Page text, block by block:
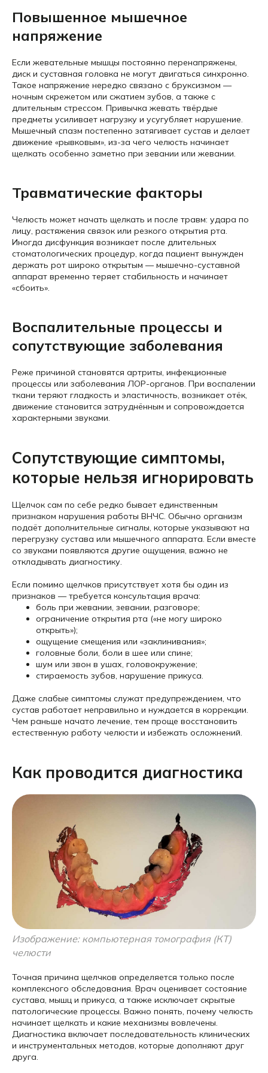
Повышенное мышечное
напряжение
Если жевательные мышцы постоянно перенапряжены,
диск и суставная головка не могут двигаться синхронно.
Такое напряжение нередко связано с бруксизмом —
ночным скрежетом или сжатием зубов, а также с
длительным стрессом. Привычка жевать твёрдые
предметы усиливает нагрузку и усугубляет нарушение.
Мышечный спазм постепенно затягивает сустав и делает
движение «рывковым», из-за чего челюсть начинает
щелкать особенно заметно при зевании или жевании.
Травматические факторы
Челюсть может начать щелкать и после травм: удара по
лицу, растяжения связок или резкого открытия рта.
Иногда дисфункция возникает после длительных
стоматологических процедур, когда пациент вынужден
держать рот широко открытым — мышечно-суставной
аппарат временно теряет стабильность и начинает
«сбоить».
Воспалительные процессы и
сопутствующие заболевания
Реже причиной становятся артриты, инфекционные
процессы или заболевания ЛОР-органов. При воспалении
ткани теряют гладкость и эластичность, возникает отёк,
движение становится затруднённым и сопровождается
характерными звуками.
Сопутствующие симптомы,
которые нельзя игнорировать
Щелчок сам по себе редко бывает единственным
признаком нарушения работы ВНЧС. Обычно организм
подаёт дополнительные сигналы, которые указывают на
перегрузку сустава или мышечного аппарата. Если вместе
со звуками появляются другие ощущения, важно не
откладывать диагностику.
Если помимо щелчков присутствует хотя бы один из
признаков — требуется консультация врача:
боль при жевании, зевании, разговоре;
ограничение открытия рта («не могу широко
открыть»);
ощущение смещения или «заклинивания»;
головные боли, боли в шее или спине;
шум или звон в ушах, головокружение;
стираемость зубов, нарушение прикуса.
Даже слабые симптомы служат предупреждением, что
сустав работает неправильно и нуждается в коррекции.
Чем раньше начато лечение, тем проще восстановить
естественную работу челюсти и избежать осложнений.
Как проводится диагностика
Изображение: компьютерная томография (КТ)
челюсти
Точная причина щелчков определяется только после
комплексного обследования. Врач оценивает состояние
сустава, мышц и прикуса, а также исключает скрытые
патологические процессы. Важно понять, почему челюсть
начинает щелкать и какие механизмы вовлечены.
Диагностика включает последовательность клинических
и инструментальных методов, которые дополняют друг
друга.